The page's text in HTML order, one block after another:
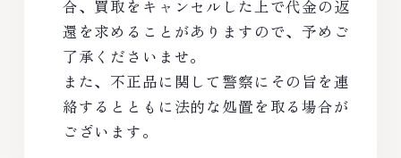
合、買取をキャンセルした上で代金の返
還を求めることがありますので、予めご
了承くださいませ。
また、不正品に関して警察にその旨を連
絡するとともに法的な処置を取る場合が
ございます。